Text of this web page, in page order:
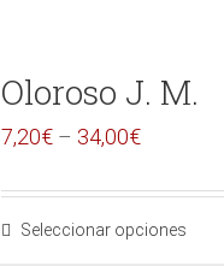
Oloroso J. M.
7,20€ – 34,00€
Seleccionar opciones